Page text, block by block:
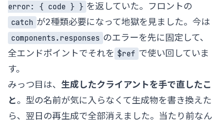
error: { code } } を返していた。フロントの
catch が2種類必要になって地獄を見ました。今は
components.responses のエラーを先に固定して、
全エンドポイントでそれを $ref で使い回していま
す。
みっつ目は、 生成したクライアントを手で直したこ
と。型の名前が気に入らなくて生成物を書き換えた
ら、翌日の再生成で全部消えました。当たり前なん